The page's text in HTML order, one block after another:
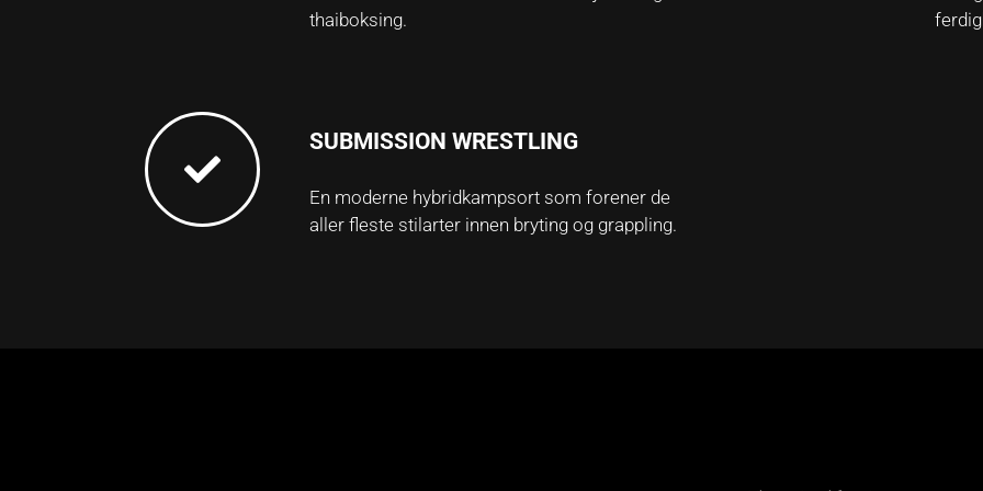
thaiboksing.
SUBMISSION WRESTLING
En moderne hybridkampsort som forener de
aller fleste stilarter innen bryting og grappling.